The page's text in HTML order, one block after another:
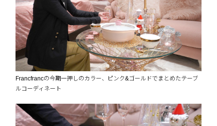
Francfrancの今期一押しのカラー、ピンク&ゴールドでまとめたテーブ
ルコーディネート